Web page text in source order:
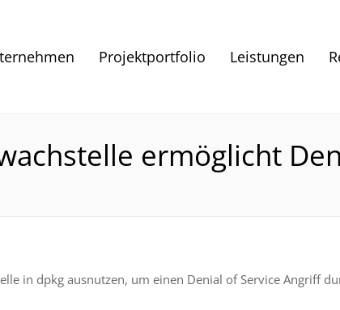
Projektportfolio Leistungen
ermöglicht
in dpkg ausnutzen, um einen Denial of Service Angriff